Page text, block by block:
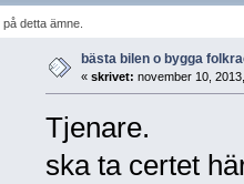
detta ämne.
bästa bilen o bygga
« skrivet: november 10,
Tjenare.
ska ta certet